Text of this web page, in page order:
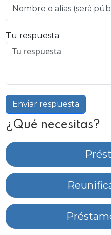
Nombre o alias (será
Tu respuesta
Enviar respuesta
¿Qué necesitas?